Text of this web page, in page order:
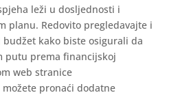
leži u dosljednosti i
planu. Redovito pregledavajte i
budžet kako biste osigurali da
putu prema financijskoj
web stranice
pronaći dodatne